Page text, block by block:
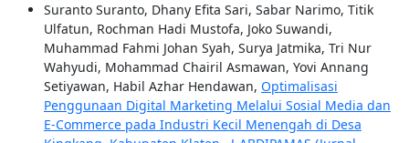
Suranto Suranto, Dhany Efita Sari, Sabar Narimo, Titik
Ulfatun, Rochman Hadi Mustofa, Joko Suwandi,
Muhammad Fahmi Johan Syah, Surya Jatmika, Tri Nur
Wahyudi, Mohammad Chairil Asmawan, Yovi Annang
Setiyawan, Habil Azhar Hendawan, Optimalisasi
Penggunaan Digital Marketing Melalui Sosial Media dan
E-Commerce pada Industri Kecil Menengah di Desa